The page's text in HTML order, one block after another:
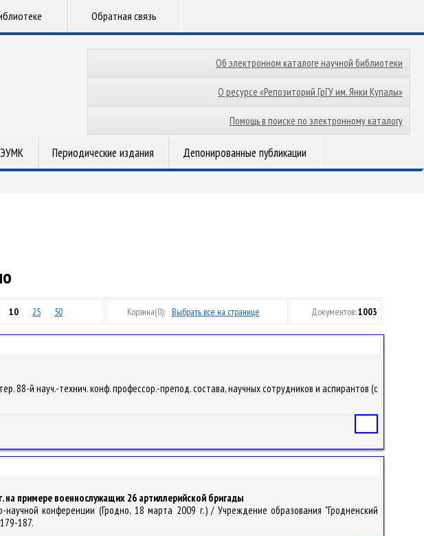
Обратная связь
Об электронном каталоге научной библиотеки
О ресурсе «Репозиторий ГрГУ им. Янки Купалы»
Помощь в поиске по электронному каталогу
ЭУМК Периодические издания Депонированные публикации
10 25 50 Корзина(0): Выбрать все на странице Документов:1003
88-й науч.-технич. конф. профессор.-препод. состава, научных сотрудников и аспирантов (с
на примере военнослужащих 26 артиллерийской бригады
конференции (Гродно, 18 марта 2009 г.) / Учреждение образования "Гродненский
187.